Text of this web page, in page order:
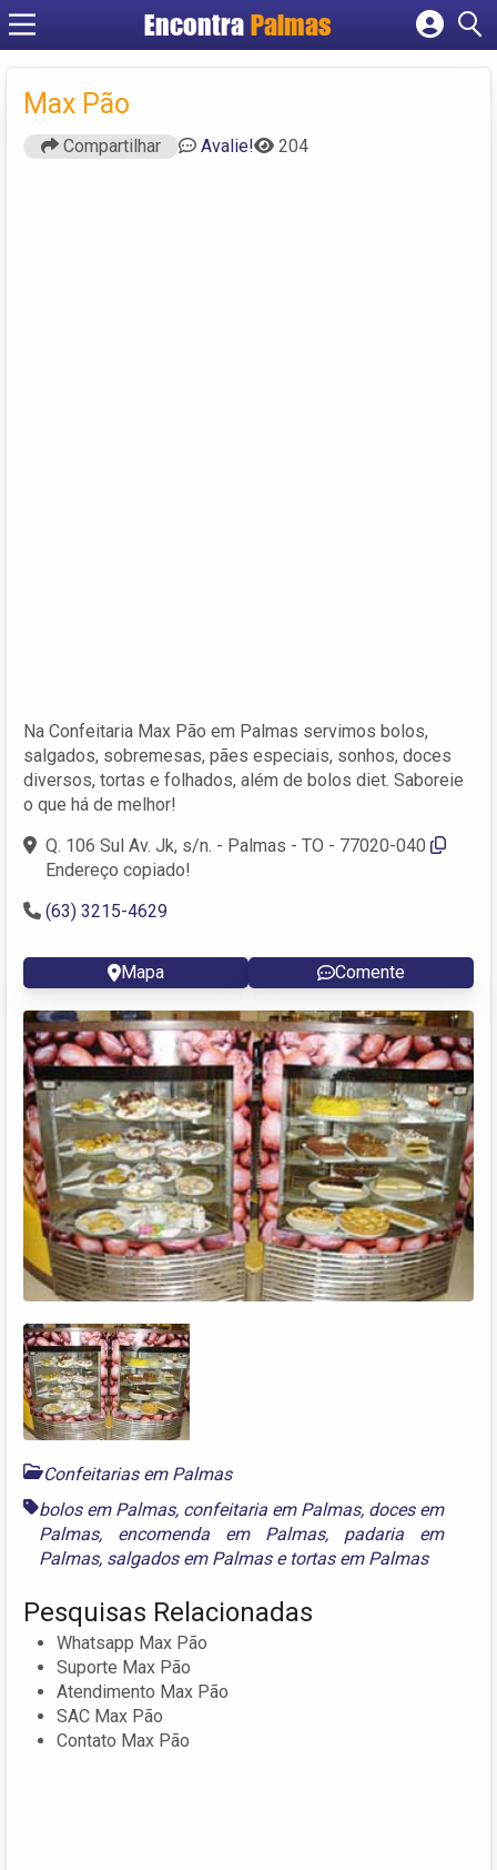
Encontra Palmas
Cadastrar empresa
Max Pão
Compartilhar Avalie! 204
Na Confeitaria Max Pão em Palmas servimos bolos,
salgados, sobremesas, pães especiais, sonhos, doces
diversos, tortas e folhados, além de bolos diet. Saboreie
o que há de melhor!
Q. 106 Sul Av. Jk, s/n. - Palmas - TO - 77020-040
Endereço copiado!
(63) 3215-4629
Mapa Comente
Confeitarias em Palmas
bolos em Palmas, confeitaria em Palmas, doces em
Palmas, encomenda em Palmas, padaria em
Palmas, salgados em Palmase tortas em Palmas
Pesquisas Relacionadas
Whatsapp Max Pão
Suporte Max Pão
Atendimento Max Pão
SAC Max Pão
Contato Max Pão